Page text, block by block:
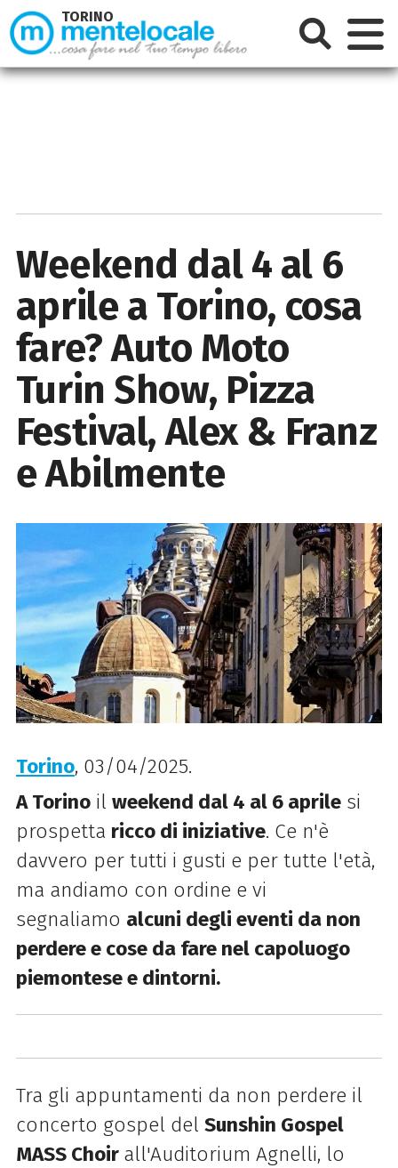
Weekend dal 4 al 6
aprile a Torino, cosa
fare? Auto Moto
Turin Show, Pizza
Festival, Alex & Franz
e Abilmente
Torino, 03/04/2025.
A Torinoil weekend dal 4 al 6 aprilesi
prospetta ricco di iniziative. Ce n'è
davvero per tutti i gusti e per tutte l'età,
ma andiamo con ordine e vi
segnaliamo alcuni degli eventi da non
perdere e cose da fare nel capoluogo
piemontese e dintorni.
Tra gli appuntamenti da non perdere il
concerto gospel del Sunshin Gospel
MASS Choir all'Auditorium Agnelli, lo
TORINO